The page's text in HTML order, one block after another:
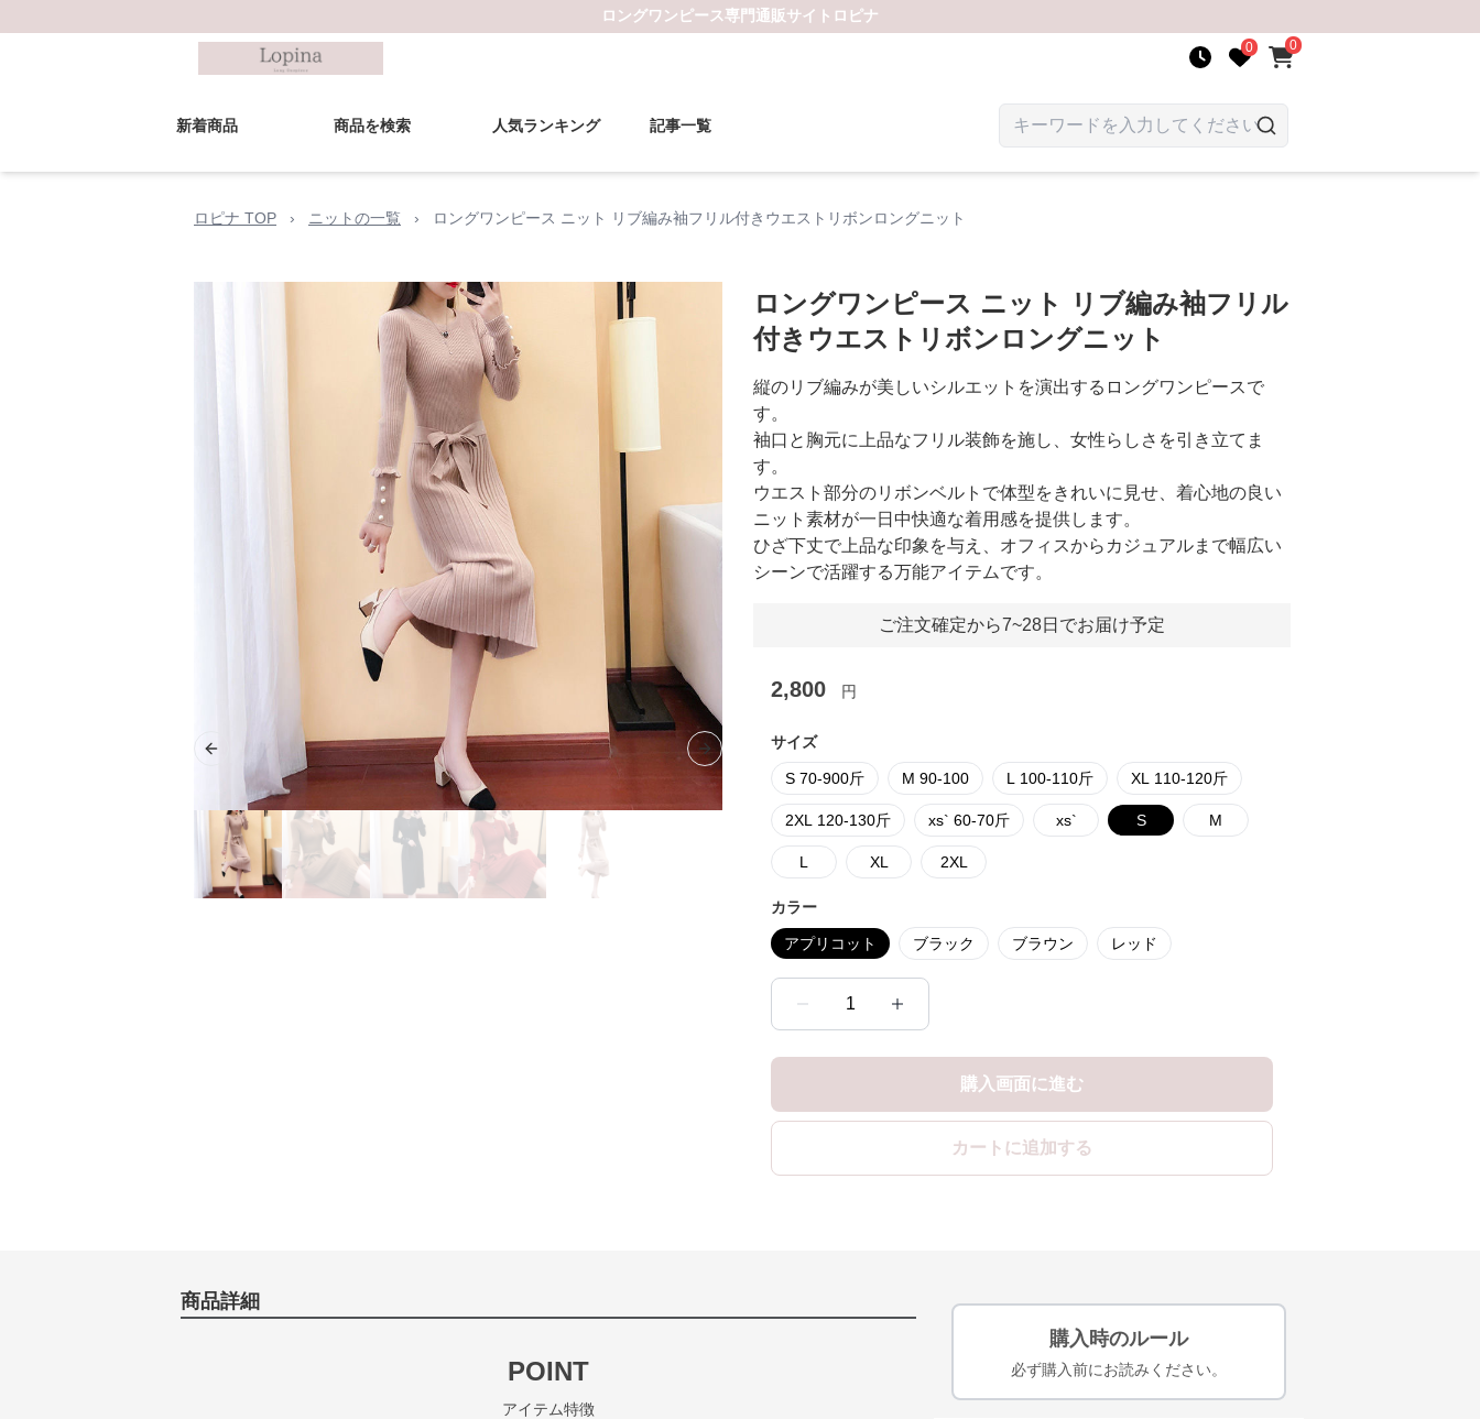
ロングワンピース専門通販サイト ロピナ
0 0
新着商品 商品を検索 人気ランキング 記事一覧
ロピナ TOP › ニットの一覧 › ロングワンピース ニット リブ編み袖フリル付きウエストリボンロングニット
Previous slide Next slide
ロングワンピース ニット リブ編み袖フリル
付きウエストリボンロングニット
縦のリブ編みが美しいシルエットを演出するロングワンピースで
す。
袖口と胸元に上品なフリル装飾を施し、女性らしさを引き立てま
す。
ウエスト部分のリボンベルトで体型をきれいに見せ、着心地の良い
ニット素材が一日中快適な着用感を提供します。
ひざ下丈で上品な印象を与え、オフィスからカジュアルまで幅広い
シーンで活躍する万能アイテムです。
ご注文確定から7~28日でお届け予定
2,800 円
サイズ
S 70-900斤 M 90-100 L 100-110斤 XL 110-120斤
2XL 120-130斤 xs` 60-70斤 xs` S M
L XL 2XL
カラー
アプリコット ブラック ブラウン レッド
1
購入画面に進む
カートに追加する
商品詳細
POINT
アイテム特徴
購入時のルール
必ず購入前にお読みください。